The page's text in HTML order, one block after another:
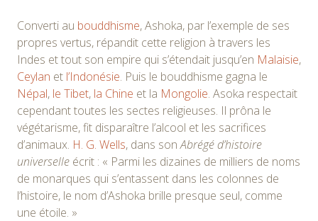
Converti au bouddhisme, Ashoka, par l’exemple de ses
propres vertus, répandit cette religion à travers les
Indes et tout son empire qui s’étendait jusqu’en Malaisie,
Ceylan et l’Indonésie. Puis le bouddhisme gagna le
Népal, le Tibet, la Chine et la Mongolie. Asoka respectait
cependant toutes les sectes religieuses. Il prôna le
végétarisme, fit disparaître l’alcool et les sacrifices
d’animaux. H. G. Wells, dans sonAbrégé d’histoire
universelle écrit : « Parmi les dizaines de milliers de noms
de monarques qui s’entassent dans les colonnes de
l’histoire, le nom d’Ashoka brille presque seul, comme
une étoile. »